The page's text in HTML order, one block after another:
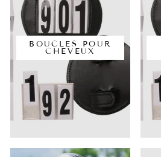
BOUCLES POUR
CHEVEUX